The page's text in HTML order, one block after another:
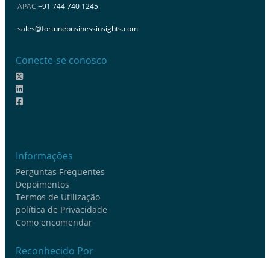
APAC +91 744 740 1245
sales@fortunebusinessinsights.com
Conecte-se conosco
Informações
Perguntas Frequentes
Depoimentos
Termos de Utilização
política de Privacidade
Como encomendar
Reconhecido Por